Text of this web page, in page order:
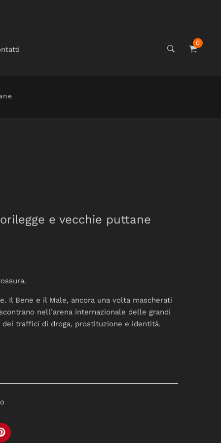
0
e vecchie puttane
Il Bene e il Male, ancora una volta mascherati
nell’arena internazionale delle grandi
traffici di droga, prostituzione e identità.